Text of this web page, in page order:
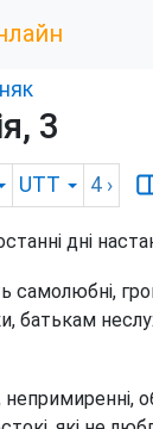
3
UTT 4 ›
дні
самолюбні,
батькам